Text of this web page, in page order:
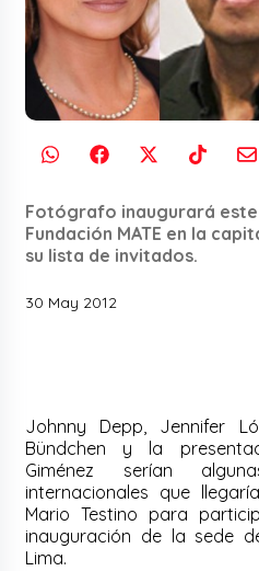
Fotógrafo inaugurará este
Fundación MATE en la
su lista de invitados.
30 May 2012
Johnny Depp, Jennifer
Bündchen y la
Giménez serían
internacionales que
Mario Testino para
inauguración de la sede
Lima.